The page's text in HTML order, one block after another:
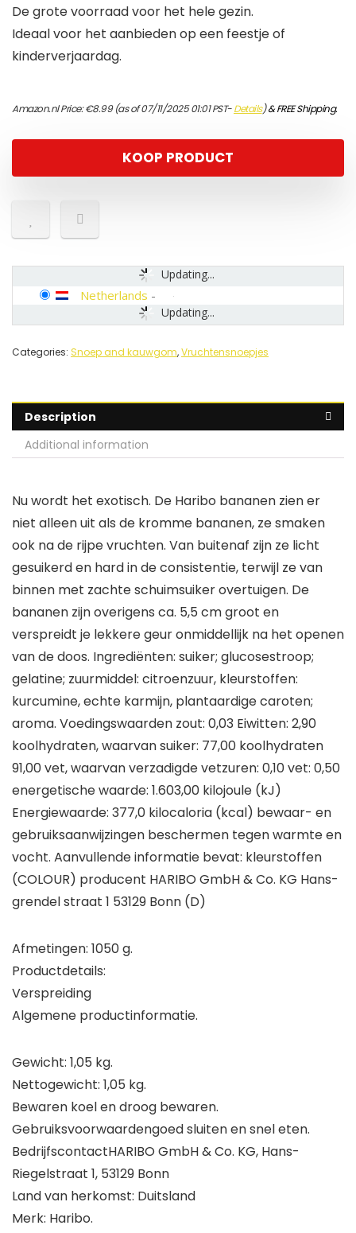
De grote voorraad voor het hele gezin.
Ideaal voor het aanbieden op een feestje of
kinderverjaardag.
Amazon.nl Price:€8.99(as of 07/11/2025 01:01 PST-Details)&FREE Shipping.
KOOP PRODUCT
Updating...
Updating...
Netherlands -
Categories: Snoep and kauwgom,Vruchtensnoepjes
Description
Additional information
Nu wordt het exotisch. De Haribo bananen zien er
niet alleen uit als de kromme bananen, ze smaken
ook na de rijpe vruchten. Van buitenaf zijn ze licht
gesuikerd en hard in de consistentie, terwijl ze van
binnen met zachte schuimsuiker overtuigen. De
bananen zijn overigens ca. 5,5 cm groot en
verspreidt je lekkere geur onmiddellijk na het openen
van de doos. Ingrediënten: suiker; glucosestroop;
gelatine; zuurmiddel: citroenzuur, kleurstoffen:
kurcumine, echte karmijn, plantaardige caroten;
aroma. Voedingswaarden zout: 0,03 Eiwitten: 2,90
koolhydraten, waarvan suiker: 77,00 koolhydraten
91,00 vet, waarvan verzadigde vetzuren: 0,10 vet: 0,50
energetische waarde: 1.603,00 kilojoule (kJ)
Energiewaarde: 377,0 kilocaloria (kcal) bewaar- en
gebruiksaanwijzingen beschermen tegen warmte en
vocht. Aanvullende informatie bevat: kleurstoffen
(COLOUR) producent HARIBO GmbH & Co. KG Hans-
grendel straat 1 53129 Bonn (D)
Afmetingen: 1050 g.
Productdetails:
Verspreiding
Algemene productinformatie.
Gewicht: 1,05 kg.
Nettogewicht: 1,05 kg.
Bewaren koel en droog bewaren.
Gebruiksvoorwaardengoed sluiten en snel eten.
BedrijfscontactHARIBO GmbH & Co. KG, Hans-
Riegelstraat 1, 53129 Bonn
Land van herkomst: Duitsland
Merk: Haribo.